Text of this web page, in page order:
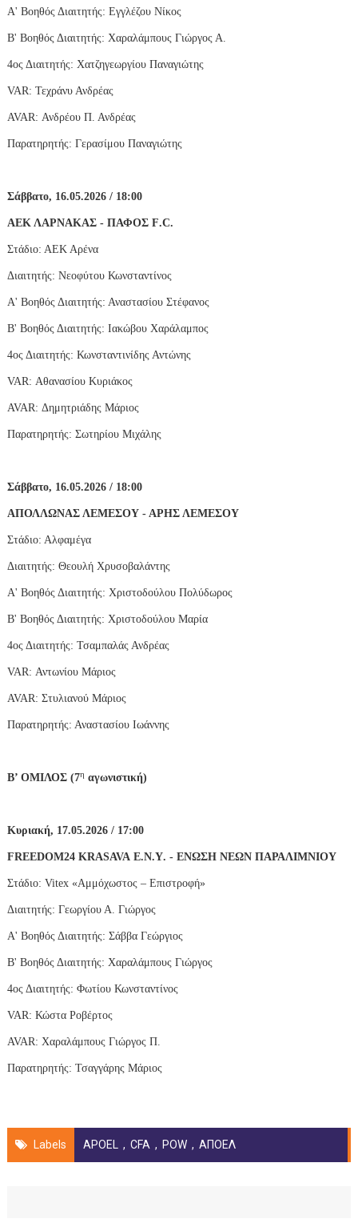
Α' Βοηθός Διαιτητής: Εγγλέζου Νίκος
Β' Βοηθός Διαιτητής: Χαραλάμπους Γιώργος Α.
4ος Διαιτητής: Χατζηγεωργίου Παναγιώτης
VAR: Τεχράνυ Ανδρέας
AVAR: Ανδρέου Π. Ανδρέας
Παρατηρητής: Γερασίμου Παναγιώτης
Σάββατο, 16.05.2026 / 18:00
ΑΕΚ ΛΑΡΝΑΚΑΣ - ΠΑΦΟΣ F.C.
Στάδιο: ΑΕΚ Αρένα
Διαιτητής: Νεοφύτου Κωνσταντίνος
Α' Βοηθός Διαιτητής: Αναστασίου Στέφανος
Β' Βοηθός Διαιτητής: Ιακώβου Χαράλαμπος
4ος Διαιτητής: Κωνσταντινίδης Αντώνης
VAR: Αθανασίου Κυριάκος
AVAR: Δημητριάδης Μάριος
Παρατηρητής: Σωτηρίου Μιχάλης
Σάββατο, 16.05.2026 / 18:00
ΑΠΟΛΛΩΝΑΣ ΛΕΜΕΣΟΥ - ΑΡΗΣ ΛΕΜΕΣΟΥ
Στάδιο: Αλφαμέγα
Διαιτητής: Θεουλή Χρυσοβαλάντης
Α' Βοηθός Διαιτητής: Χριστοδούλου Πολύδωρος
Β' Βοηθός Διαιτητής: Χριστοδούλου Μαρία
4ος Διαιτητής: Τσαμπαλάς Ανδρέας
VAR: Αντωνίου Μάριος
AVAR: Στυλιανού Μάριος
Παρατηρητής: Αναστασίου Ιωάννης
Β’ ΟΜΙΛΟΣ (7η αγωνιστική)
Κυριακή, 17.05.2026 / 17:00
FREEDOM24 KRASAVAΕ.Ν.Y. - ΕΝΩΣΗ ΝΕΩΝ ΠΑΡΑΛΙΜΝΙΟΥ
Στάδιο: Vitex «Αμμόχωστος – Επιστροφή»
Διαιτητής: Γεωργίου Α. Γιώργος
Α' Βοηθός Διαιτητής: Σάββα Γεώργιος
Β' Βοηθός Διαιτητής: Χαραλάμπους Γιώργος
4ος Διαιτητής: Φωτίου Κωνσταντίνος
VAR: Κώστα Ροβέρτος
AVAR: Χαραλάμπους Γιώργος Π.
Παρατηρητής: Τσαγγάρης Μάριος
Labels APOEL , CFA , POW , ΑΠΟΕΛ